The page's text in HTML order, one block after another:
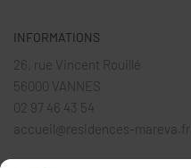
INFORMATIONS
26, rue Vincent Rouillé
56000 VANNES
02 97 46 43 54
accueil@residences-mareva.fr